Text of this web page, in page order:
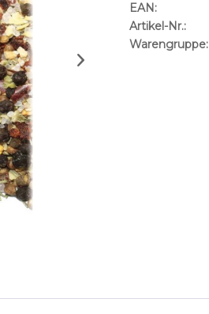
EAN:
Artikel-Nr.:
Warengruppe: